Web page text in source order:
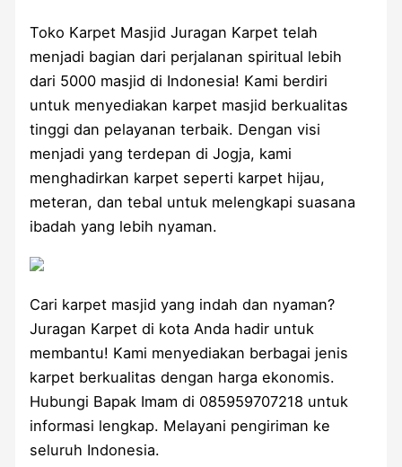
Toko Karpet Masjid Juragan Karpet telah
menjadi bagian dari perjalanan spiritual lebih
dari 5000 masjid di Indonesia! Kami berdiri
untuk menyediakan karpet masjid berkualitas
tinggi dan pelayanan terbaik. Dengan visi
menjadi yang terdepan di Jogja, kami
menghadirkan karpet seperti karpet hijau,
meteran, dan tebal untuk melengkapi suasana
ibadah yang lebih nyaman.
Cari karpet masjid yang indah dan nyaman?
Juragan Karpet di kota Anda hadir untuk
membantu! Kami menyediakan berbagai jenis
karpet berkualitas dengan harga ekonomis.
Hubungi Bapak Imam di 085959707218 untuk
informasi lengkap. Melayani pengiriman ke
seluruh Indonesia.